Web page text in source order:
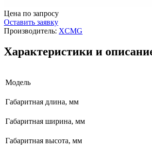
Цена по запросу
Оставить заявку
Производитель: XCMG
Характеристики и
Модель
Габаритная длина, мм
Габаритная ширина, мм
Габаритная высота, мм